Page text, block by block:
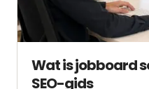
Wat is jobboard
SEO-gids